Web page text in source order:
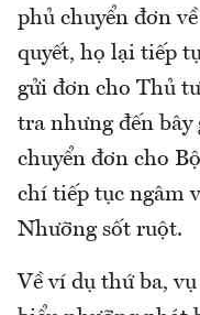
phủ chuyển đơn
quyết, họ lại tiếp
gửi đơn cho Thủ
tra nhưng đến
chuyển đơn cho
chí tiếp tục ngâm
Nhưỡng sốt ruột.
Về ví dụ thứ ba,